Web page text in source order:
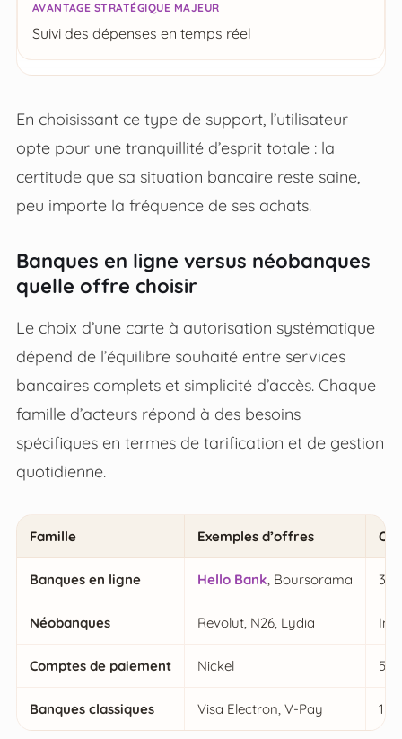
Suivi des dépenses en temps réel
En choisissant ce type de support, l’utilisateur
opte pour une tranquillité d’esprit totale : la
certitude que sa situation bancaire reste saine,
peu importe la fréquence de ses achats.
Banques en ligne versus néobanques
quelle offre choisir
Le choix d’une carte à autorisation systématique
dépend de l’équilibre souhaité entre services
bancaires complets et simplicité d’accès. Chaque
famille d’acteurs répond à des besoins
spécifiques en termes de tarification et de gestion
quotidienne.
Famille Exemples d’offres
Banques en ligne Hello Bank , Boursorama 3 à
Néobanques Revolut, N26, Lydia
Comptes de paiement Nickel 5
Banques classiques Visa Electron, V-Pay 1 à